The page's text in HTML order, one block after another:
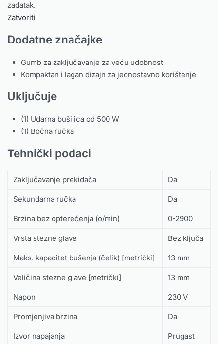
zadatak.
Zatvoriti
Dodatne značajke
Gumb za zaključavanje za veću udobnost
Kompaktan i lagan dizajn za jednostavno korištenje
Uključuje
(1) Udarna bušilica od 500 W
(1) Bočna ručka
Tehnički podaci
Zaključavanje prekidača Da
Sekundarna ručka Da
Brzina bez opterećenja (o/min) 0-2900
Vrsta stezne glave Bez ključa
Maks. kapacitet bušenja (čelik) [metrički] 13 mm
Veličina stezne glave [metrički] 13 mm
Napon 230 V
Promjenjiva brzina Da
Izvor napajanja Prugast